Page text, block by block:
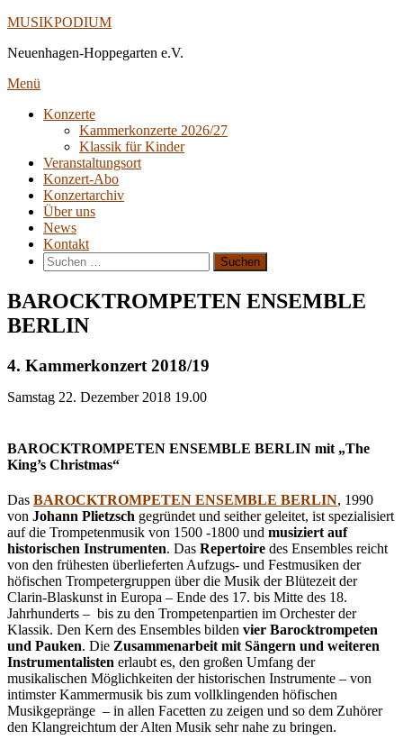
Direkt
Inhalt
MUSIKPODIUM
Neuenhagen-Hoppegarten e.V.
Menü
Konzerte
Kammerkonzerte 2026/27
Klassik für Kinder
Veranstaltungsort
Konzert-Abo
Konzertarchiv
Über uns
News
Kontakt
Suche
nach:
BAROCKTROMPETEN ENSEMBLE
BERLIN
4. Kammerkonzert 2018/19
Samstag 22. Dezember 2018 19.00
BAROCKTROMPETEN ENSEMBLE BERLIN mit „The
King’s Christmas“
Das BAROCKTROMPETEN ENSEMBLE BERLIN, 1990
von Johann Plietzsch gegründet und seither geleitet, ist spezialisiert
auf die Trompetenmusik von 1500 -1800 und musiziert auf
historischen Instrumenten. Das Repertoire des Ensembles reicht
von den frühesten überlieferten Aufzugs- und Festmusiken der
höfischen Trompetergruppen über die Musik der Blütezeit der
Clarin-Blaskunst in Europa – Ende des 17. bis Mitte des 18.
Jahrhunderts – bis zu den Trompetenpartien im Orchester der
Klassik. Den Kern des Ensembles bilden vier Barocktrompeten
und Pauken. Die Zusammenarbeit mit Sängern und weiteren
Instrumentalisten erlaubt es, den großen Umfang der
musikalischen Möglichkeiten der historischen Instrumente – von
intimster Kammermusik bis zum vollklingenden höfischen
Musikgepränge – in allen Facetten zu zeigen und so dem Zuhörer
den Klangreichtum der Alten Musik sehr nahe zu bringen.